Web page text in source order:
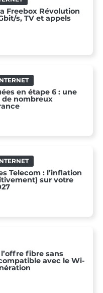
Freebox Révolution
s, TV et appels
en étape 6 : une
nombreux
Telecom : l’inflation
sur votre
fibre sans
avec le Wi-